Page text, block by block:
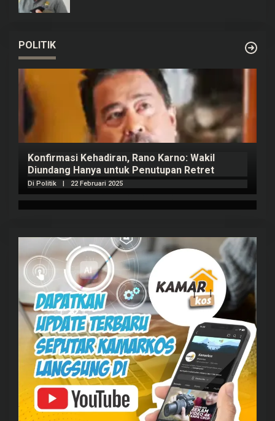
POLITIK
Konfirmasi Kehadiran, Rano Karno: Wakil
Diundang Hanya untuk Penutupan Retret
Di Politik 22 Februari 2025